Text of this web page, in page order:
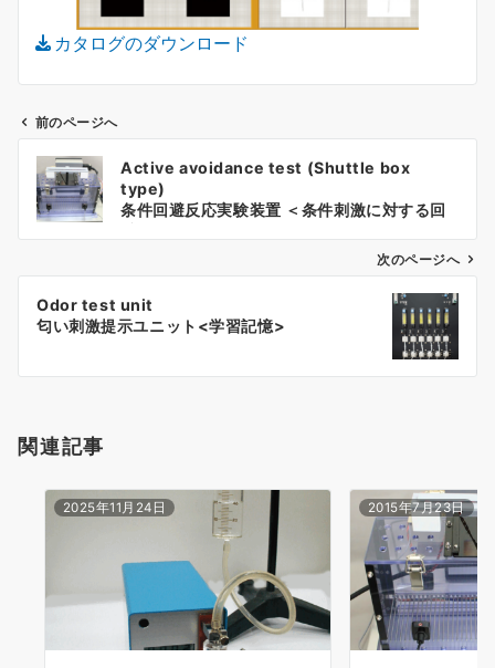
カタログのダウンロード
ビ
ン
前のページへ
Active avoidance test (Shuttle box
type)
条件回避反応実験装置 ＜条件刺激に対する回
次のページへ
Odor test unit
匂い刺激提示ユニット<学習記憶>
関連記事
2025年11月24日 2015年7月23日